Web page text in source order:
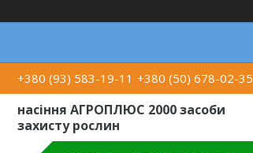
+380 (93) 583-19-11 +380 (50) 678-02-35
насіння АГРОПЛЮС 2000 засоби
захисту рослин